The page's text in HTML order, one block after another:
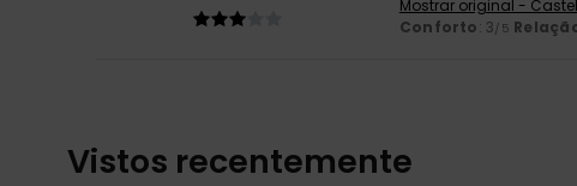
Mostrar original -
Conforto: 3/5
Vistos recentemente